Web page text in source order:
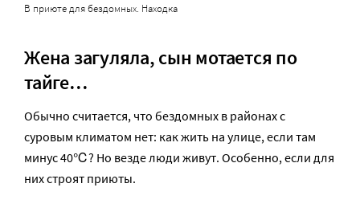
В приюте для бездомных. Находка
Жена загуляла, сын мотается по
тайге…
Обычно считается, что бездомных в районах с
суровым климатом нет: как жить на улице, если там
минус 40℃? Но везде люди живут. Особенно, если для
них строят приюты.